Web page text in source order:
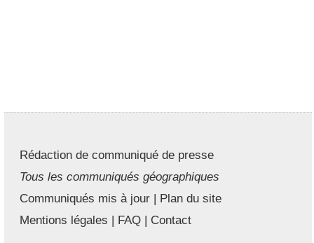
Rédaction de communiqué de presse
Tous les communiqués géographiques
Communiqués mis à jour | Plan du site
Mentions légales | FAQ | Contact